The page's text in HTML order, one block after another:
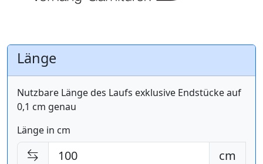
Länge
Nutzbare Länge des Laufs exklusive Endstücke auf
0,1 cm genau
Länge in cm
cm